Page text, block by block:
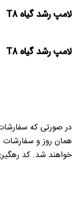
لامپ رشد گیاه T8
لامپ رشد گیاه T8
خواهند شد. کد